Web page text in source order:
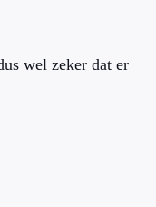
wel zeker dat er